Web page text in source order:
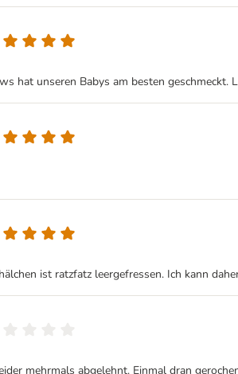
hat unseren Babys am besten
ist ratzfatz leergefressen. Ich kann
mehrmals abgelehnt. Einmal dran